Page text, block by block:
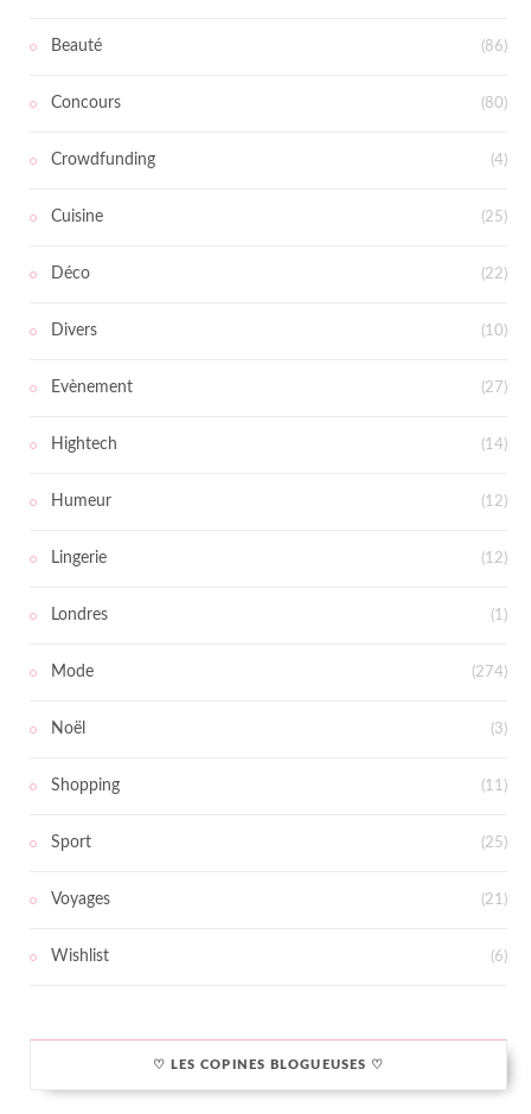
Beauté (86)
Concours (80)
Crowdfunding (4)
Cuisine (25)
Déco (22)
Divers (10)
Evènement (27)
Hightech (14)
Humeur (12)
Lingerie (12)
Londres (1)
Mode (274)
Noël (3)
Shopping (11)
Sport (25)
Voyages (21)
Wishlist (6)
♡ LES COPINES BLOGUEUSES ♡